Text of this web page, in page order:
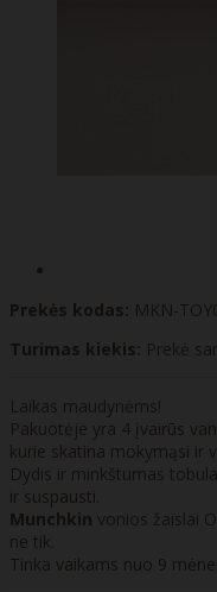
Prekės kodas: MKN-
Turimas kiekis: Prekė
Laikas maudynėms!
Pakuotėje yra 4 įvairūs
kurie skatina mokymąsi ir
Dydis ir minkštumas
ir suspausti.
Munchkin vonios žaislai
ne tik.
Tinka vaikams nuo 9